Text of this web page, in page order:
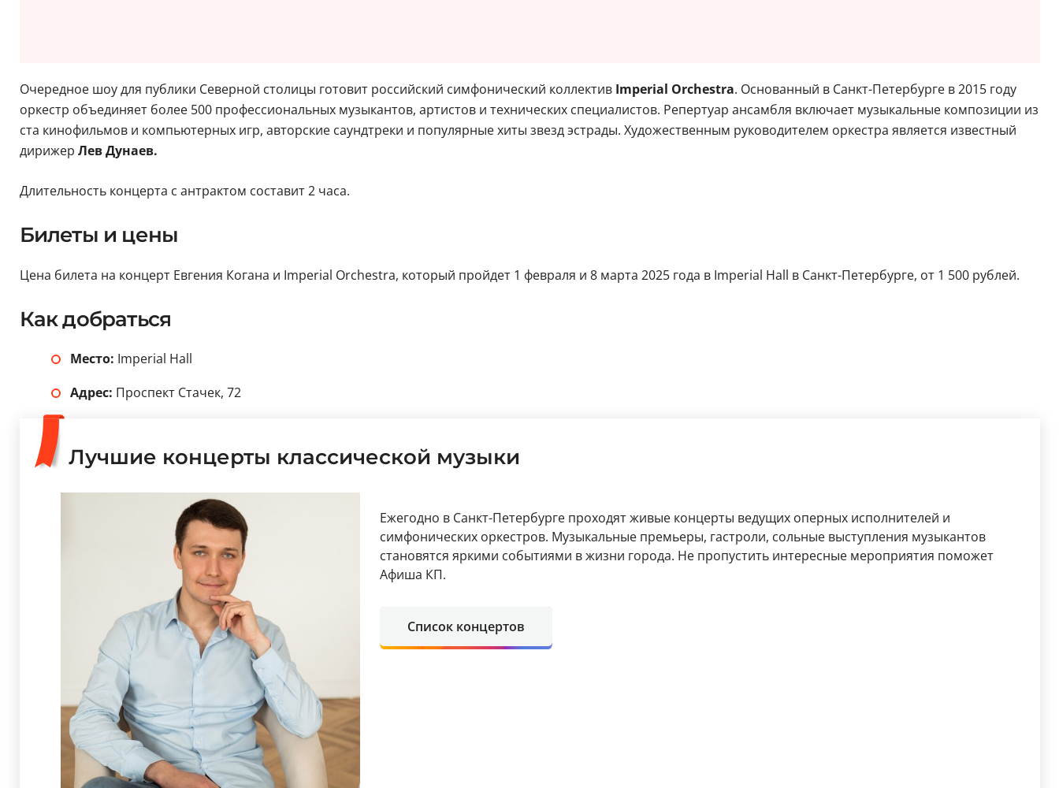
Очередное шоу для публики Северной столицы готовит российский симфонический коллектив Imperial Orchestra. Основанный в Санкт-Петербурге в 2015 году
оркестр объединяет более 500 профессиональных музыкантов, артистов и технических специалистов. Репертуар ансамбля включает музыкальные композиции из
ста кинофильмов и компьютерных игр, авторские саундтреки и популярные хиты звезд эстрады. Художественным руководителем оркестра является известный
дирижер Лев Дунаев.
Длительность концерта с антрактом составит 2 часа.
Билеты и цены
Цена билета на концерт Евгения Когана и Imperial Orchestra, который пройдет 1 февраля и 8 марта 2025 года в Imperial Hall в Санкт-Петербурге, от 1 500 рублей.
Как добраться
Место: Imperial Hall
Адрес: Проспект Стачек, 72
Лучшие концерты классической музыки
Ежегодно в Санкт-Петербурге проходят живые концерты ведущих оперных исполнителей и
симфонических оркестров. Музыкальные премьеры, гастроли, сольные выступления музыкантов
становятся яркими событиями в жизни города. Не пропустить интересные мероприятия поможет
Афиша КП.
Список концертов